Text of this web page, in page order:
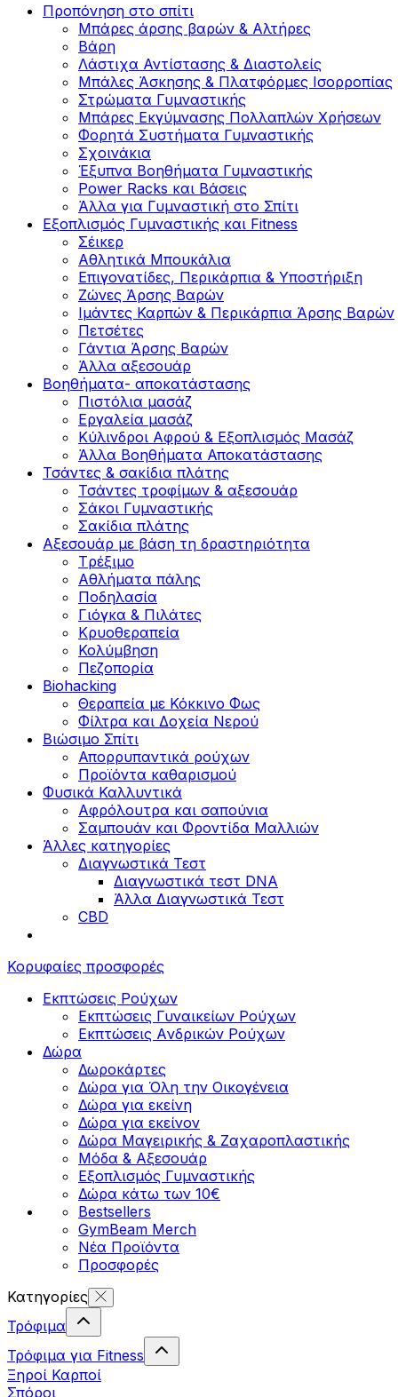
Προπόνηση στο σπίτι
Μπάρες άρσης βαρών & Αλτήρες
Βάρη
Λάστιχα Αντίστασης & Διαστολείς
Μπάλες Άσκησης & Πλατφόρμες Ισορροπίας
Στρώματα Γυμναστικής
Μπάρες Εκγύμνασης Πολλαπλών Χρήσεων
Φορητά Συστήματα Γυμναστικής
Σχοινάκια
Έξυπνα Βοηθήματα Γυμναστικής
Power Racks και Βάσεις
Άλλα για Γυμναστική στο Σπίτι
Εξοπλισμός Γυμναστικής και Fitness
Σέικερ
Αθλητικά Μπουκάλια
Επιγονατίδες, Περικάρπια & Υποστήριξη
Ζώνες Άρσης Βαρών
Ιμάντες Καρπών & Περικάρπια Άρσης Βαρών
Πετσέτες
Γάντια Άρσης Βαρών
Άλλα αξεσουάρ
Βοηθήματα- αποκατάστασης
Πιστόλια μασάζ
Εργαλεία μασάζ
Κύλινδροι Αφρού & Εξοπλισμός Μασάζ
Άλλα Βοηθήματα Αποκατάστασης
Τσάντες & σακίδια πλάτης
Τσάντες τροφίμων & αξεσουάρ
Σάκοι Γυμναστικής
Σακίδια πλάτης
Αξεσουάρ με βάση τη δραστηριότητα
Tρέξιμο
Αθλήματα πάλης
Ποδηλασία
Γιόγκα & Πιλάτες
Κρυοθεραπεία
Κολύμβηση
Πεζοπορία
Biohacking
Θεραπεία με Κόκκινο Φως
Φίλτρα και Δοχεία Νερού
Βιώσιμο Σπίτι
Απορρυπαντικά ρούχων
Προϊόντα καθαρισμού
Φυσικά Καλλυντικά
Αφρόλουτρα και σαπούνια
Σαμπουάν και Φροντίδα Μαλλιών
Άλλες κατηγορίες
Διαγνωστικά Τεστ
Διαγνωστικά τεστ DNA
Άλλα Διαγνωστικά Τεστ
CBD
Κορυφαίες προσφορές
Εκπτώσεις Ρούχων
Εκπτώσεις Γυναικείων Ρούχων
Εκπτώσεις Aνδρικών Ρούχων
Δώρα
Δωροκάρτες
Δώρα για Όλη την Οικογένεια
Δώρα για εκείνη
Δώρα για εκείνον
Δώρα Μαγειρικής & Ζαχαροπλαστικής
Μόδα & Αξεσουάρ
Εξοπλισμός Γυμναστικής
Δώρα κάτω των 10€
Bestsellers
GymBeam Merch
Νέα Προϊόντα
Προσφορές
Κατηγορίες
Τρόφιμα
Τρόφιμα για Fitness
Ξηροί Καρποί
Σπόροι